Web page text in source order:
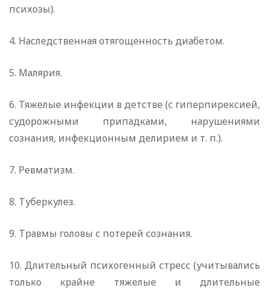
психозы).
4. Наследственная отягощенность диабетом.
5. Малярия.
6. Тяжелые инфекции в детстве (с гиперпирексией,
судорожными припадками, нарушениями
сознания, инфекционным делирием и т. п.).
7. Ревматизм.
8. Туберкулез.
9. Травмы головы с потерей сознания.
10. Длительный психогенный стресс (учитывались
только крайне тяжелые и длительные